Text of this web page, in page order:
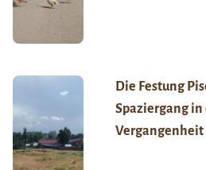
Die Festung
Spaziergang in
Vergangenheit